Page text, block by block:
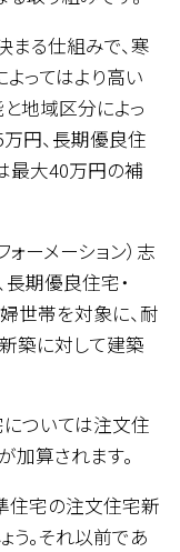
る仕組みで、寒
ってはより高い
地域区分によっ
円、長期優良住
最大40万円の補
ーメーション）志
期優良住宅・
世帯を対象に、耐
築に対して建築
ついては注文住
算されます。
住宅の注文住宅新
う。それ以前であ